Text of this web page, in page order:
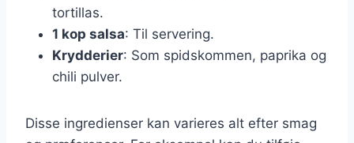
tortillas.
1 kop salsa: Til servering.
Krydderier: Som spidskommen, paprika og
chili pulver.
Disse ingredienser kan varieres alt efter smag